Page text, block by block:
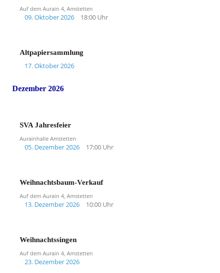
Auf dem Aurain 4, Amstetten
09. Oktober 2026 18:00 Uhr
Altpapiersammlung
17. Oktober 2026
Dezember 2026
SVA Jahresfeier
Aurainhalle Amstetten
05. Dezember 2026 17:00 Uhr
Weihnachtsbaum-Verkauf
Auf dem Aurain 4, Amstetten
13. Dezember 2026 10:00 Uhr
Weihnachtssingen
Auf dem Aurain 4, Amstetten
23. Dezember 2026